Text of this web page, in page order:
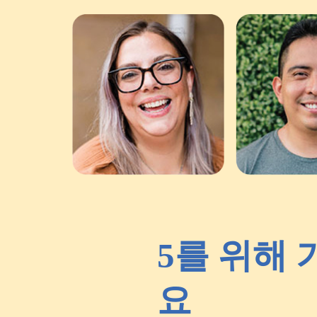
5를 위해
요